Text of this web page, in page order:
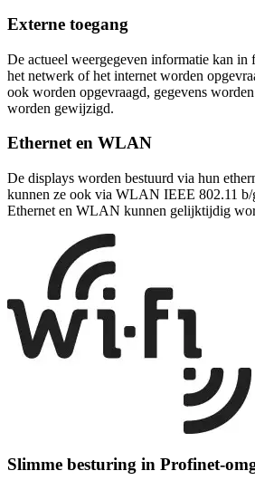
Externe toegang
De actueel weergegeven informatie kan in
het netwerk of het internet worden
ook worden opgevraagd, gegevens
worden gewijzigd.
Ethernet en WLAN
De displays worden bestuurd via hun
kunnen ze ook via WLAN IEEE 802.11 b/
Ethernet en WLAN kunnen gelijktijdig
Slimme besturing in Profinet-